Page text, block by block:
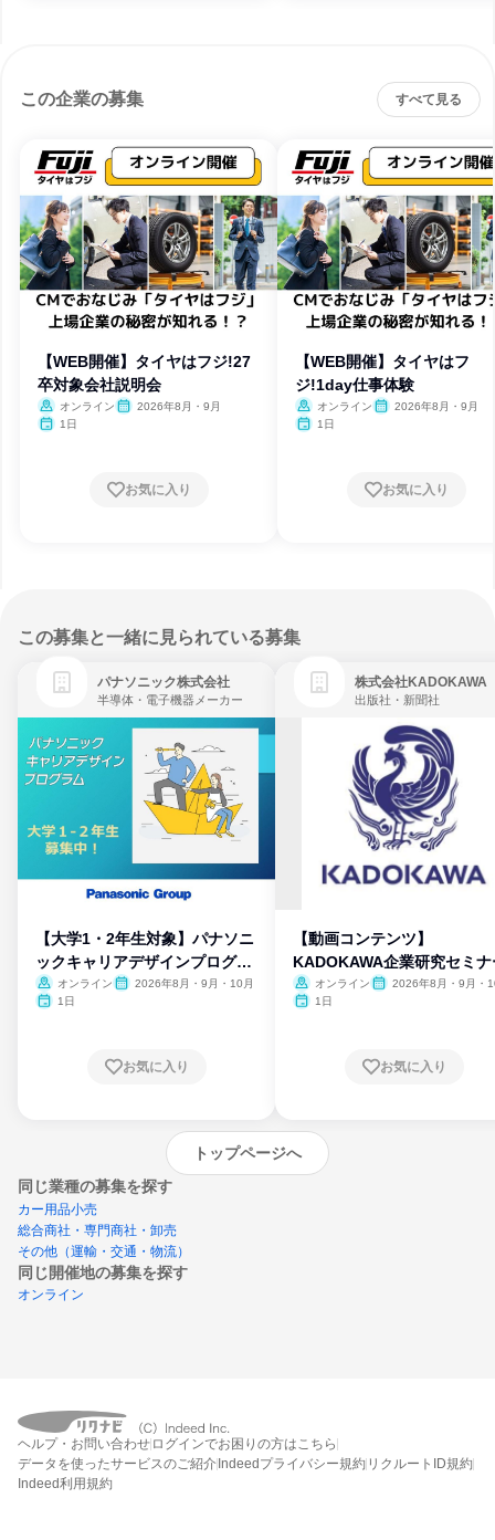
この企業の募集 すべて見る
【WEB開催】タイヤはフジ!27
卒対象会社説明会
オンライン
2026年8月・9月
1日
お気に入り
【WEB開催】タイヤはフ
ジ!1day仕事体験
オンライン
2026年8月・9月
1日
お気に入り
この募集と一緒に見られている募集
パナソニック株式会社
半導体・電子機器メーカー
【大学1・2年生対象】パナソニ
ックキャリアデザインプログラ
ム
オンライン
2026年8月・9月・10月
1日
お気に入り
株式会社KADOKAWA
出版社・新聞社
【動画コンテンツ】
KADOKAWA企業研究セミナ
オンライン
2026年8月・9月・
1日
お気に入り
トップページへ
同じ業種の募集を探す
カー用品小売
総合商社・専門商社・卸売
その他（運輸・交通・物流）
同じ開催地の募集を探す
オンライン
エントリーするとプログラムの詳細案内を
受け取れるようになります
ヘルプ・お問い合わせ ログインでお困りの方はこちら
データを使ったサービスのご紹介 Indeedプライバシー規約 リクルートID規約
Indeed利用規約